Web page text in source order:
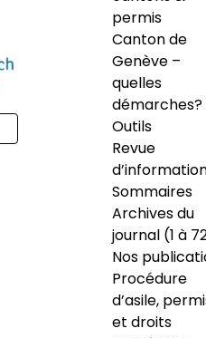
permis
Canton de
Genève –
quelles
démarches?
Outils
Revue
Sommaires
Archives du
journal (1 à
Nos
Procédure
d’asile,
et droits